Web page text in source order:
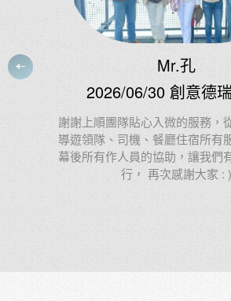
Satisfaction
為了推出更優質的旅遊產品，上順旅
貴賓的旅遊滿意度，提供您選擇旅遊
貼近需求。